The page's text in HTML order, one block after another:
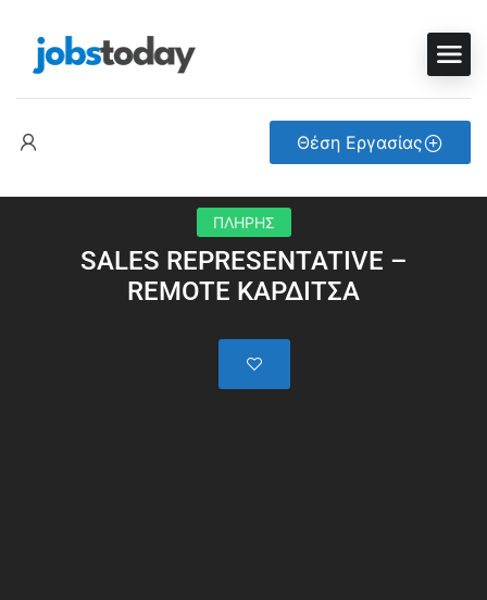
Θέση Εργασίας
ΠΛΗΡΗΣ
SALES REPRESENTATIVE –
REMOTE ΚΑΡΔΙΤΣΑ